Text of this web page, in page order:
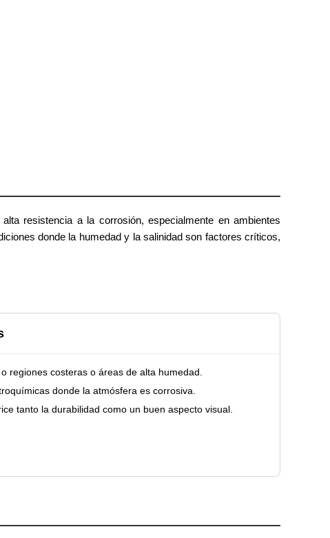
resistencia a la corrosión, especialmente en ambientes
donde la humedad y la salinidad son factores críticos,
regiones costeras o áreas de alta humedad.
donde la atmósfera es corrosiva.
tanto la durabilidad como un buen aspecto visual.